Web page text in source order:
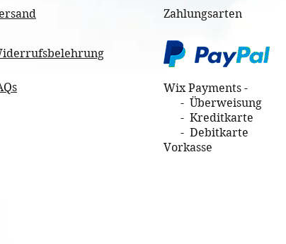
Zahlungsarten
Wix Payments -
- Überweisung
- Kreditkarte
- Debitkarte
Vorkasse